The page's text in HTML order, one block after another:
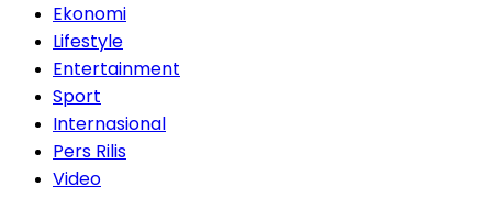
Ekonomi
Lifestyle
Entertainment
Sport
Internasional
Pers Rilis
Video